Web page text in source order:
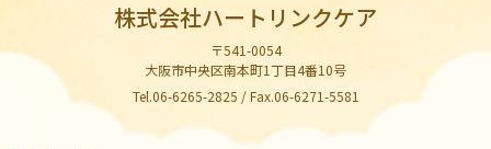
株式会社ハートリンクケア
〒541-0054
大阪市中央区南本町1丁目4番10号
Tel.06-6265-2825 / Fax.06-6271-5581